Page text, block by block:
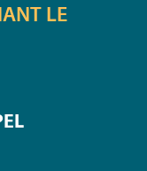
LE